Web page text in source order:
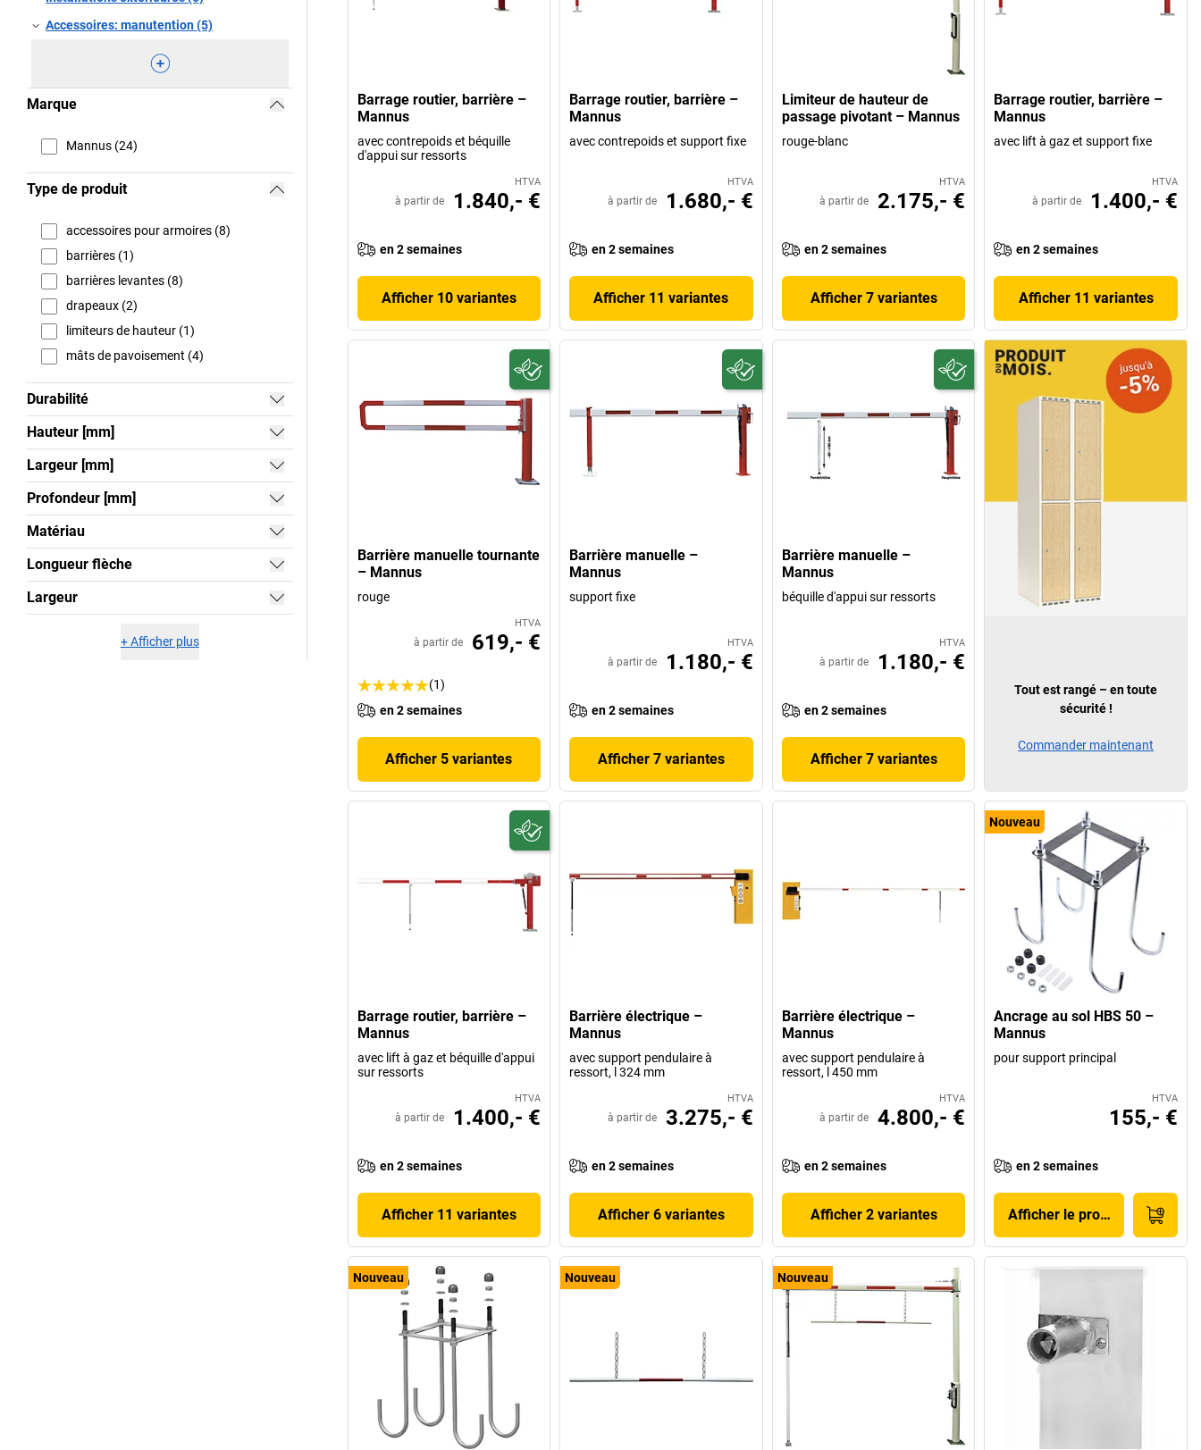
Accessoires: manutention (5)
Marque
Mannus (24)
Type de produit
accessoires pour armoires (8)
barrières (1)
barrières levantes (8)
drapeaux (2)
limiteurs de hauteur (1)
mâts de pavoisement (4)
Durabilité
Hauteur [mm]
Largeur [mm]
Profondeur [mm]
Matériau
Longueur flèche
Largeur
+Afficher plus
Barrage routier, barrière –
Mannus
avec contrepoids et béquille
d'appui sur ressorts
HTVA
à partir de 1.840,- €
en 2 semaines
Afficher 10 variantes
Barrage routier, barrière –
Mannus
avec contrepoids et support fixe
HTVA
à partir de 1.680,- €
en 2 semaines
Afficher 11 variantes
Limiteur de hauteur de
passage pivotant – Mannus
rouge-blanc
HTVA
à partir de 2.175,- €
en 2 semaines
Afficher 7 variantes
Barrage routier, barrière –
Mannus
avec lift à gaz et support fixe
HTVA
à partir de 1.400,- €
en 2 semaines
Afficher 11 variantes
Barrière manuelle tournante
– Mannus
rouge
HTVA
à partir de 619,- €
(1)
en 2 semaines
Afficher 5 variantes
Barrière manuelle –
Mannus
support fixe
HTVA
à partir de 1.180,- €
en 2 semaines
Afficher 7 variantes
Barrière manuelle –
Mannus
béquille d'appui sur ressorts
HTVA
à partir de 1.180,- €
en 2 semaines
Afficher 7 variantes
Barrage routier, barrière –
Mannus
avec lift à gaz et béquille d'appui
sur ressorts
HTVA
à partir de 1.400,- €
en 2 semaines
Afficher 11 variantes
Barrière électrique –
Mannus
avec support pendulaire à
ressort, l 324 mm
HTVA
à partir de 3.275,- €
en 2 semaines
Afficher 6 variantes
Barrière électrique –
Mannus
avec support pendulaire à
ressort, l 450 mm
HTVA
à partir de 4.800,- €
en 2 semaines
Afficher 2 variantes
Nouveau
Ancrage au sol HBS 50 –
Mannus
pour support principal
HTVA
155,- €
en 2 semaines
Afficher le produit
Nouveau Nouveau Nouveau
Tout est rangé – en toute
sécurité !
Commander maintenant